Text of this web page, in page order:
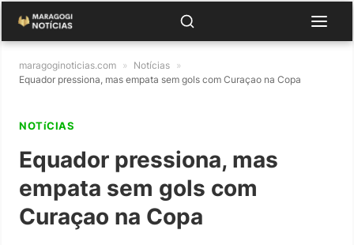
maragoginoticias.com » Notícias »
Equador pressiona, mas empata sem gols com Curaçao na Copa
NOTíCIAS
Equador pressiona, mas
empata sem gols com
Curaçao na Copa